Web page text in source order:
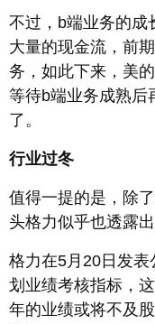
不过，b端业务的成
大量的现金流，前
务，如此下来，美
等待b端业务成熟后
了。
行业过冬
值得一提的是，除
头格力似乎也透露出
格力在5月20日发
划业绩考核指标，
年的业绩或将不及